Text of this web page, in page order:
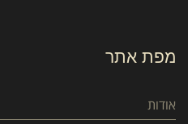
מפת אתר
אודות